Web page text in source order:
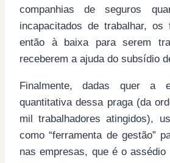
companhias de seguros
incapacitados de trabalhar,
então à baixa para serem
receberem a ajuda do subsídio
Finalmente, dadas quer a
quantitativa dessa praga (da
mil trabalhadores atingidos),
como “ferramenta de gestão”
nas empresas, que é o assédio